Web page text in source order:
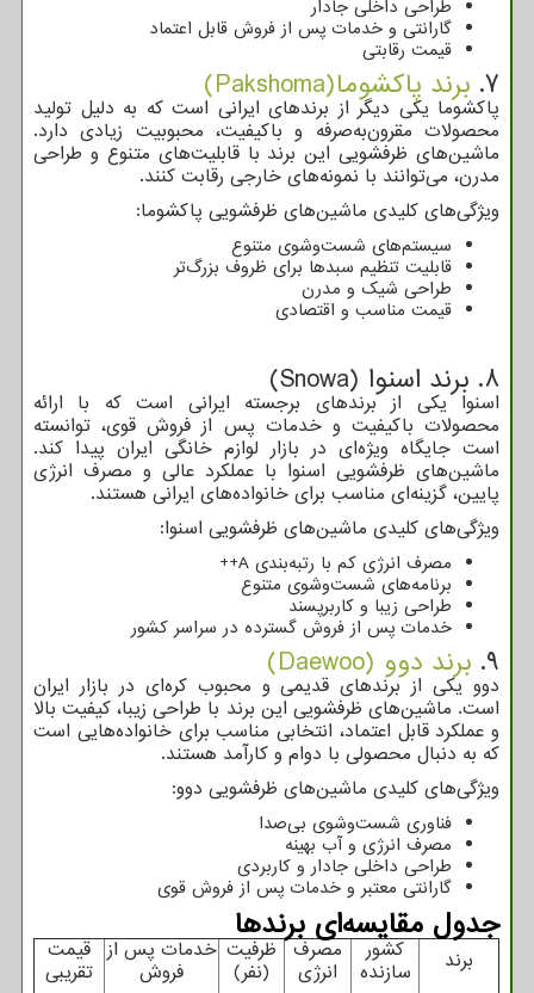
طراحی داخلی جادار
گارانتی و خدمات پس از فروش قابل اعتماد
قیمت رقابتی
7. برند پاکشوما(Pakshoma)
پاکشوما یکی دیگر از برندهای ایرانی است که به دلیل تولید
محصولات مقرون‌به‌صرفه و باکیفیت، محبوبیت زیادی دارد.
ماشین‌های ظرفشویی این برند با قابلیت‌های متنوع و طراحی
مدرن، می‌توانند با نمونه‌های خارجی رقابت کنند.
ویژگی‌های کلیدی ماشین‌های ظرفشویی پاکشوما:
سیستم‌های شست‌وشوی متنوع
قابلیت تنظیم سبدها برای ظروف بزرگ‌تر
طراحی شیک و مدرن
قیمت مناسب و اقتصادی
8. برند اسنوا ( Snowa
)
اسنوا یکی از برندهای برجسته ایرانی است که با ارائه
محصولات باکیفیت و خدمات پس از فروش قوی، توانسته
است جایگاه ویژه‌ای در بازار لوازم خانگی ایران پیدا کند.
ماشین‌های ظرفشویی اسنوا با عملکرد عالی و مصرف انرژی
پایین، گزینه‌ای مناسب برای خانواده‌های ایرانی هستند.
ویژگی‌های کلیدی ماشین‌های ظرفشویی اسنوا:
مصرف انرژی کم با رتبه‌بندی A
++
برنامه‌های شست‌وشوی متنوع
طراحی زیبا و کاربرپسند
خدمات پس از فروش گسترده در سراسر کشور
9. برند دوو (Daewoo)
دوو یکی از برندهای قدیمی و محبوب کره‌ای در بازار ایران
است. ماشین‌های ظرفشویی این برند با طراحی زیبا، کیفیت بالا
و عملکرد قابل اعتماد، انتخابی مناسب برای خانواده‌هایی است
که به دنبال محصولی با دوام و کارآمد هستند.
ویژگی‌های کلیدی ماشین‌های ظرفشویی دوو:
فناوری شست‌وشوی بی‌صدا
مصرف انرژی و آب بهینه
طراحی داخلی جادار و کاربردی
گارانتی معتبر و خدمات پس از فروش قوی
جدول مقایسه‌ای برندها
برند کشور
سازنده
مصرف
انرژی
ظرفیت
(نفر)
خدمات پس از
فروش
قیمت
تقریبی